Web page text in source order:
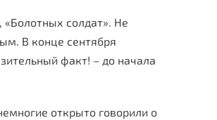
солдат». Не
В конце сентября
факт! – до начала
открыто говорили о